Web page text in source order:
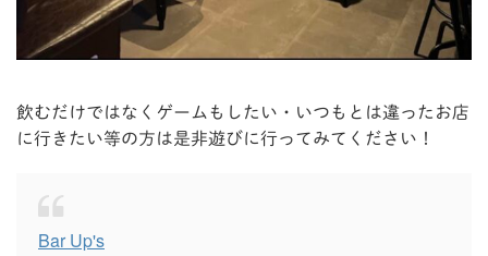
飲むだけではなくゲームもしたい・いつもとは違ったお店
に行きたい等の方は是非遊びに行ってみてください！
Bar Up's